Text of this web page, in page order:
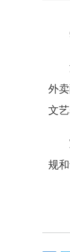
外
文
规